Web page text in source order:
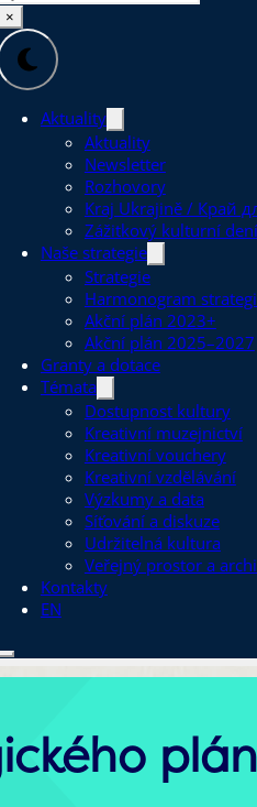
×
Aktuality
Aktuality
Newsletter
Rozhovory
Kraj Ukrajině / Край
Zážitkový kulturní
Naše strategie
Strategie
Harmonogram
Akční plán 2023+
Akční plán 2025–2027
Granty a dotace
Témata
Dostupnost kultury
Kreativní muzejnictví
Kreativní vouchery
Kreativní vzdělávání
Výzkumy a data
Síťování a diskuze
Udržitelná kultura
Veřejný prostor a
Kontakty
EN